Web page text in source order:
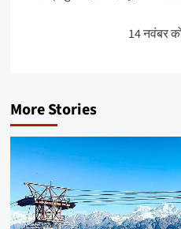
14 नवंबर
More Stories